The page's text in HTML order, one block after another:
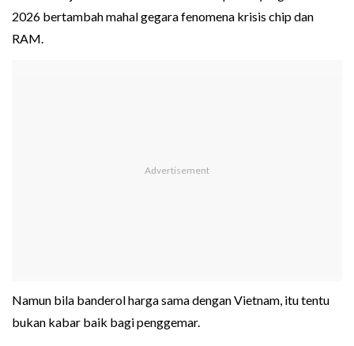
2026 bertambah mahal gegara fenomena krisis chip dan
RAM.
Namun bila banderol harga sama dengan Vietnam, itu tentu
bukan kabar baik bagi penggemar.